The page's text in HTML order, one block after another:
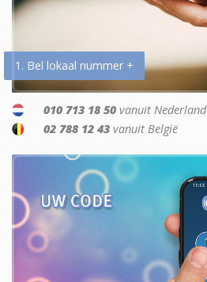
1. Bel lokaal nummer +
010 713 18 50 vanuit Nederland
02 788 12 43 vanuit België